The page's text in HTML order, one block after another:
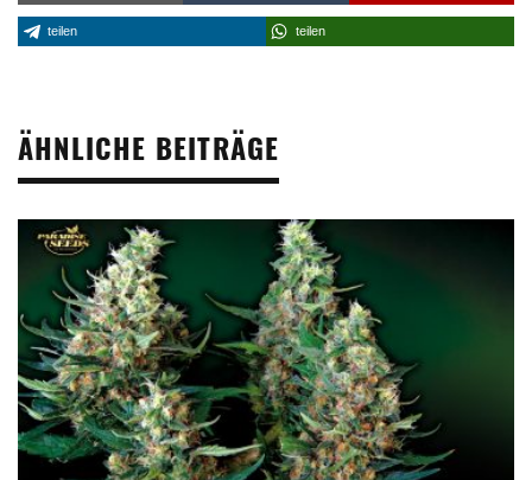
teilen teilen
ÄHNLICHE BEITRÄGE